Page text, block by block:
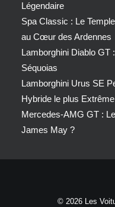
Légendaire
Spa Classic : Le
au Cœur des Ardennes
Lamborghini Diablo
Séquoias
Lamborghini Urus SE
Hybride le plus
Mercedes-AMG GT :
James May ?
© 2026 Les